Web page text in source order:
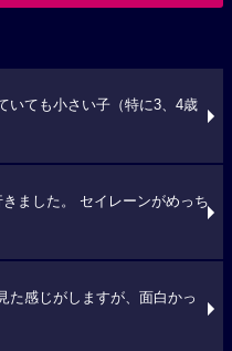
いても小さい子（特に3、4歳
ました。 セイレーンがめっち
た感じがしますが、面白かっ